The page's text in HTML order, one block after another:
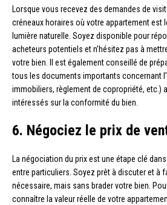
Lorsque vous recevez des demandes de
créneaux horaires où votre appartement est
lumière naturelle. Soyez disponible pour
acheteurs potentiels et n’hésitez pas à
votre bien. Il est également conseillé de
tous les documents importants concernant
immobiliers, règlement de copropriété, etc.)
intéressés sur la conformité du bien.
6. Négociez le prix de
La négociation du prix est une étape clé
entre particuliers. Soyez prêt à discuter et à
nécessaire, mais sans brader votre bien.
connaître la valeur réelle de votre